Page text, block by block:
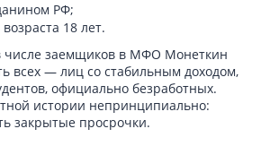
РФ;
18 лет.
числе заемщиков в МФО Монеткин
всех — лиц со стабильным доходом,
официально безработных.
истории непринципиально:
закрытые просрочки.